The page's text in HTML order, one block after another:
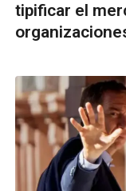
tipificar el